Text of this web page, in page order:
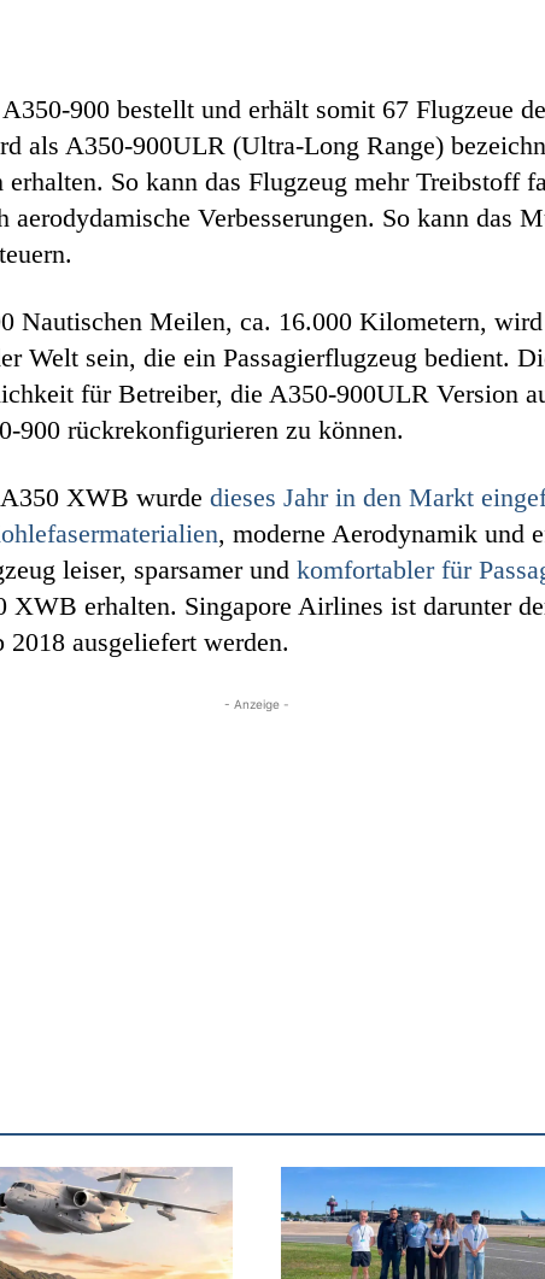
900 bestellt und erhält somit 67 Flugzeue
als A350-900ULR (Ultra-Long Range)
So kann das Flugzeug mehr Treibstoff
aerodydamische Verbesserungen. So kann das
Nautischen Meilen, ca. 16.000 Kilometern,
Welt sein, die ein Passagierflugzeug bedient.
für Betreiber, die A350-900ULR Version
900 rückrekonfigurieren zu können.
XWB wurde dieses Jahr in den Markt
, moderne Aerodynamik und
leiser, sparsamer und komfortabler für
XWB erhalten. Singapore Airlines ist darunter
ausgeliefert werden.
- Anzeige -